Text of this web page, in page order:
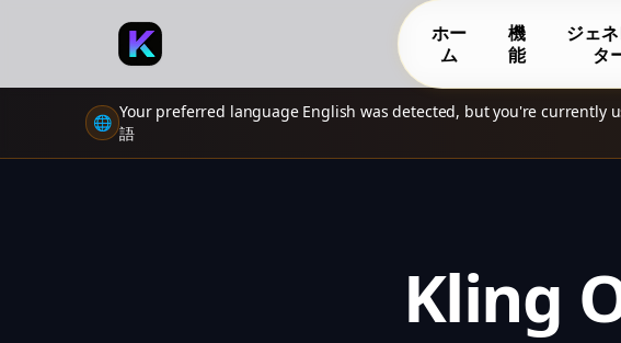
ホー
ム
機
能
ジェ
タ
🌐
Your preferred language English was detected, but you're currently
語
Kling